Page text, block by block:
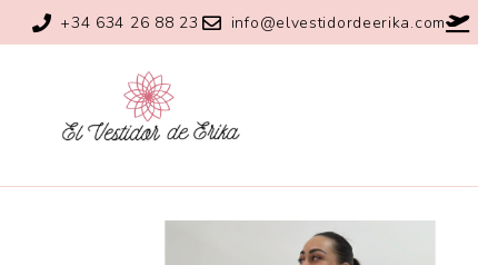
+34 634 26 88 23 info@elvestidordeerika.com